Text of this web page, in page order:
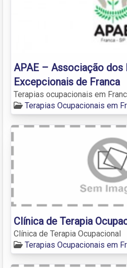
APAE – Associação dos
Excepcionais de Franca
Terapias ocupacionais em
Terapias Ocupacionais em
Clínica de Terapia
Clínica de Terapia Ocupacional
Terapias Ocupacionais em